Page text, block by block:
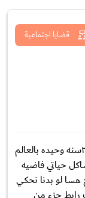
قضايا اجتماعية
هل الزواج يجعلك أكثر سعادة انا بنت عمري ٢٣سنه وحيده بالعالم
حياتي فاضيه
هسا لو بدنا نحكي